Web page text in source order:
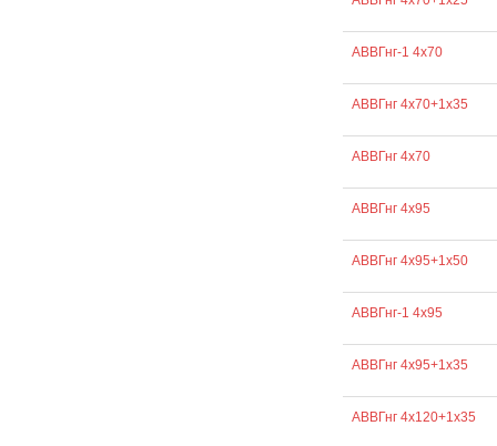
АВВГнг-1 4х70
АВВГнг 4х70+1х35
АВВГнг 4х70
АВВГнг 4х95
АВВГнг 4х95+1х50
АВВГнг-1 4х95
АВВГнг 4х95+1х35
АВВГнг 4х120+1х35